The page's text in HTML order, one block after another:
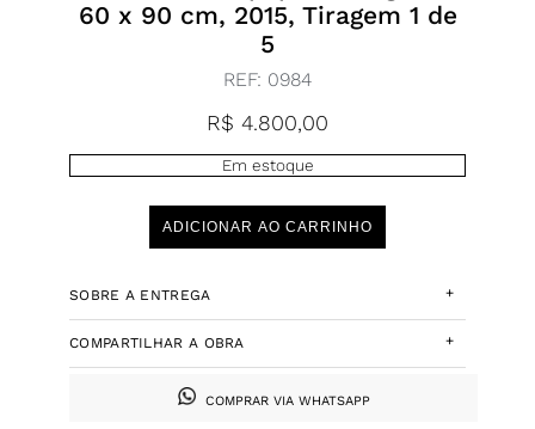
60 x 90 cm, 2015, Tiragem 1 de
5
REF: 0984
R$ 4.800,00
Em estoque
ADICIONAR AO CARRINHO
SOBRE A ENTREGA +
COMPARTILHAR A OBRA +
COMPRAR VIA WHATSAPP